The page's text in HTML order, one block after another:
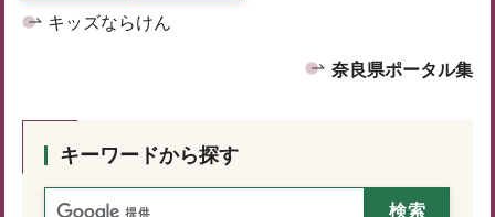
キッズならけん
奈良県ポータル集
キーワードから探す